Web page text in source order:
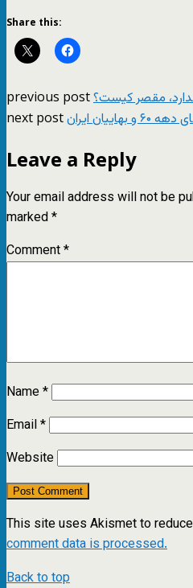
Share this:
previous postمقصر کیست؟
next post بهاييان ايران
Leave a Reply
Your email address will not be
marked*
Comment*
Name*
Email*
Website
This site uses Akismet to
comment data is processed.
Back to top